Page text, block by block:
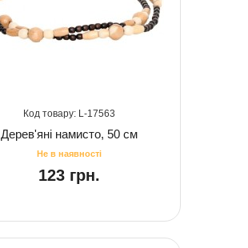
17563
Дерев'яні намисто, 50 см
123 грн.